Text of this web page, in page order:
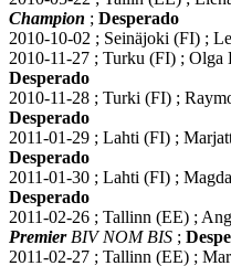
Champion ; Desperado
2010-10-02 ; Seinäjoki (FI) ;
2010-11-27 ; Turku (FI) ; Olga
Desperado
2010-11-28 ; Turki (FI) ;
Desperado
2011-01-29 ; Lahti (FI) ;
Desperado
2011-01-30 ; Lahti (FI) ;
Desperado
2011-02-26 ; Tallinn (EE) ;
PremierBIV NOM BIS ;
2011-02-27 ; Tallinn (EE) ;